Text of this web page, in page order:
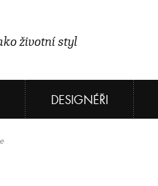
životní styl
DESIGNÉŘI